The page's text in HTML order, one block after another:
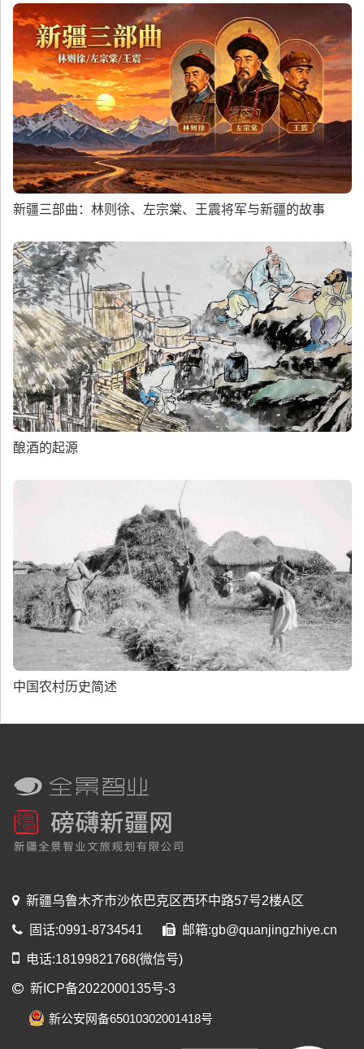
新疆三部曲：林则徐、左宗棠、王震将军与新疆的故事
酿酒的起源
中国农村历史简述
新疆乌鲁木齐市沙依巴克区西环中路57号2楼A区
固话:0991-8734541 邮箱:gb@quanjingzhiye.cn
电话:18199821768(微信号)
新ICP备2022000135号-3
新公安网备65010302001418号